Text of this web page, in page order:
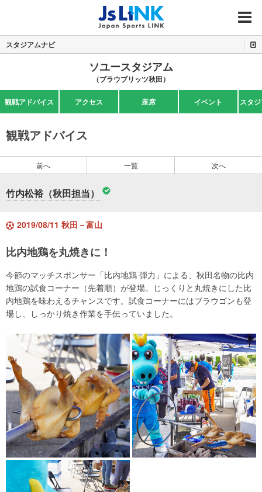
MENU
スタジアムナビ
ソユースタジアム
（ブラウブリッツ秋田）
観戦アドバイス アクセス 座席 イベント スタ
観戦アドバイス
前へ 一覧 次へ
竹内松裕（秋田担当）
2019/08/11 秋田－富山
比内地鶏を丸焼きに！
今節のマッチスポンサー「比内地鶏 弾力」による、秋田名物の比内
地鶏の試食コーナー（先着順）が登場。じっくりと丸焼きにした比
内地鶏を味わえるチャンスです。試食コーナーにはブラウゴンも登
場し、しっかり焼き作業を手伝っていました。